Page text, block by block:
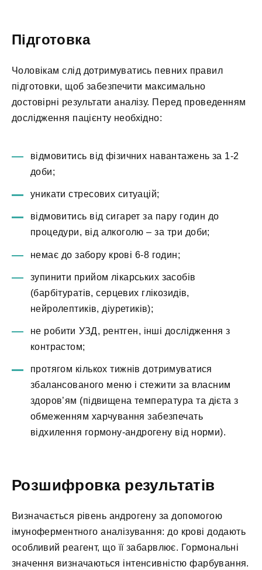
Підготовка
Чоловікам слід дотримуватись певних правил
підготовки, щоб забезпечити максимально
достовірні результати аналізу. Перед проведенням
дослідження пацієнту необхідно:
відмовитись від фізичних навантажень за 1-2
доби;
уникати стресових ситуацій;
відмовитись від сигарет за пару годин до
процедури, від алкоголю – за три доби;
немає до забору крові 6-8 годин;
зупинити прийом лікарських засобів
(барбітуратів, серцевих глікозидів,
нейролептиків, діуретиків);
не робити УЗД, рентген, інші дослідження з
контрастом;
протягом кількох тижнів дотримуватися
збалансованого меню і стежити за власним
здоров’ям (підвищена температура та дієта з
обмеженням харчування забезпечать
відхилення гормону-андрогену від норми).
Розшифровка результатів
Визначається рівень андрогену за допомогою
імуноферментного аналізування: до крові додають
особливий реагент, що її забарвлює. Гормональні
значення визначаються інтенсивністю фарбування.